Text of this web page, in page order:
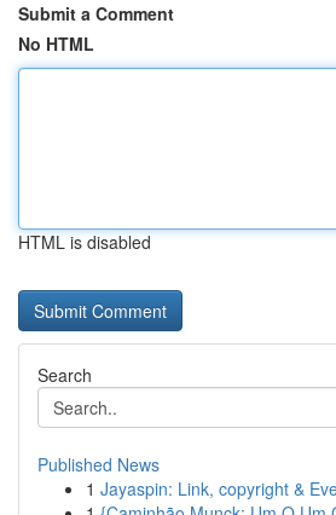
Submit a Comment
No HTML
HTML is disabled
Search
Published News
1 Jayaspin: Link, copyright &